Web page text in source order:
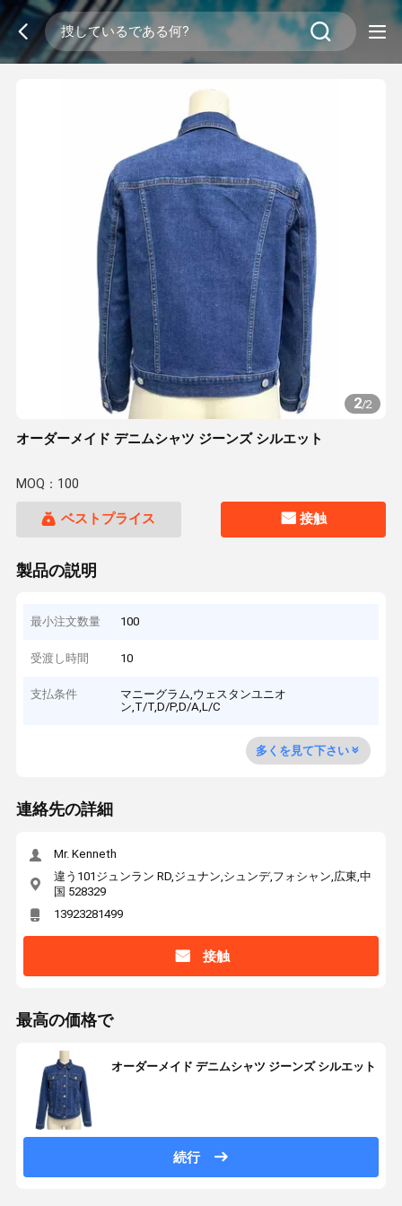
2/2
オーダーメイド デニムシャツ ジーンズ シルエット
MOQ：100
ベストプライス 接触
製品の説明
最小注文数量 100
受渡し時間 10
支払条件
マニーグラム,ウェスタンユニオ
ン,T/T,D/P,D/A,L/C
多くを見て下さい
連絡先の詳細
Mr. Kenneth
違う101ジュンラン RD,ジュナン,シュンデ,フォシャン,広東,中
国 528329
13923281499
接触
最高の価格で
オーダーメイド デニムシャツ ジーンズ シルエット
続行